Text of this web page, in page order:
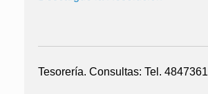
Tesorería. Consultas: Tel. 4847361